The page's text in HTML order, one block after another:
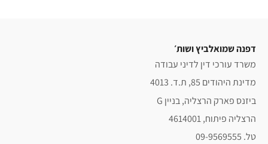
דפנה שמואלביץ ושות׳
משרד עורכי דין לדיני עבודה
מדינת היהודים 85, ת.ד. 4013
ביזנס פארק הרצליה, בניין G
הרצליה פיתוח, 4614001
טל. 09-9569555